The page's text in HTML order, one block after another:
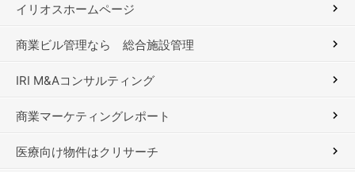
イリオスホームページ
商業ビル管理なら 総合施設管理
IRI M&Aコンサルティング
商業マーケティングレポート
医療向け物件はクリサーチ